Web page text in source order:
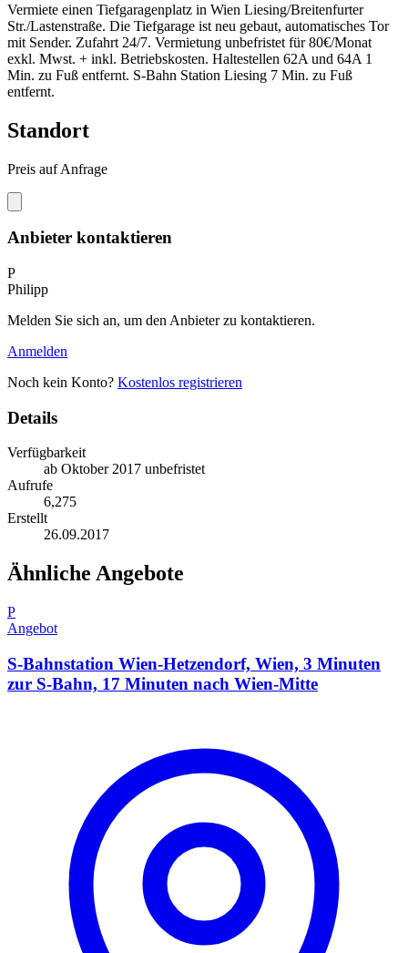
Vermiete einen Tiefgaragenplatz in Wien Liesing/Breitenfurter
Str./Lastenstraße. Die Tiefgarage ist neu gebaut, automatisches Tor
mit Sender. Zufahrt 24/7. Vermietung unbefristet für 80€/Monat
exkl. Mwst. + inkl. Betriebskosten. Haltestellen 62A und 64A 1
Min. zu Fuß entfernt. S-Bahn Station Liesing 7 Min. zu Fuß
entfernt.
Standort
Preis auf Anfrage
Anbieter kontaktieren
P
Philipp
Melden Sie sich an, um den Anbieter zu kontaktieren.
Anmelden
Noch kein Konto? Kostenlos registrieren
Details
Verfügbarkeit
ab Oktober 2017 unbefristet
Aufrufe
6,275
Erstellt
26.09.2017
Ähnliche Angebote
P
Angebot
S-Bahnstation Wien-Hetzendorf, Wien, 3 Minuten
zur S-Bahn, 17 Minuten nach Wien-Mitte